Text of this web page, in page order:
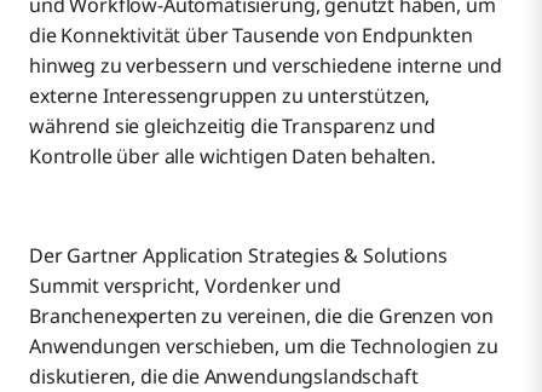
die Konnektivität über Tausende von Endpunkten
hinweg zu verbessern und verschiedene interne und
externe Interessengruppen zu unterstützen,
während sie gleichzeitig die Transparenz und
Kontrolle über alle wichtigen Daten behalten.
Der Gartner Application Strategies & Solutions
Summit verspricht, Vordenker und
Branchenexperten zu vereinen, die die Grenzen von
Anwendungen verschieben, um die Technologien zu
diskutieren, die die Anwendungslandschaft